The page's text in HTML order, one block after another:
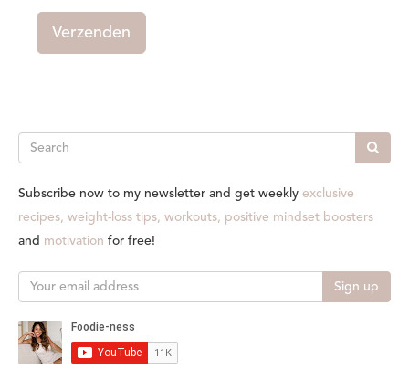
Verzenden
Search
Subscribe now to my newsletter and get weekly exclusive
recipes, weight-loss tips, workouts, positive mindset boosters
and motivation for free!